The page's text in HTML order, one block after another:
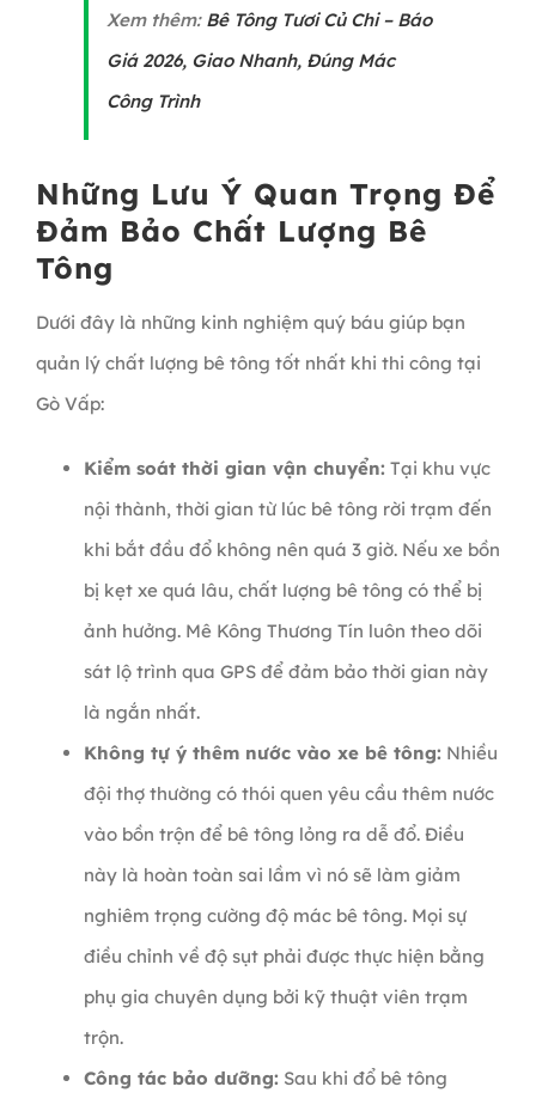
Xem thêm: Bê Tông Tươi Củ Chi – Báo
Giá 2026, Giao Nhanh, Đúng Mác
Công Trình
Những Lưu Ý Quan Trọng Để
Đảm Bảo Chất Lượng Bê
Tông
Dưới đây là những kinh nghiệm quý báu giúp bạn
quản lý chất lượng bê tông tốt nhất khi thi công tại
Gò Vấp:
Kiểm soát thời gian vận chuyển: Tại khu vực
nội thành, thời gian từ lúc bê tông rời trạm đến
khi bắt đầu đổ không nên quá 3 giờ. Nếu xe bồn
bị kẹt xe quá lâu, chất lượng bê tông có thể bị
ảnh hưởng. Mê Kông Thương Tín luôn theo dõi
sát lộ trình qua GPS để đảm bảo thời gian này
là ngắn nhất.
Không tự ý thêm nước vào xe bê tông: Nhiều
đội thợ thường có thói quen yêu cầu thêm nước
vào bồn trộn để bê tông lỏng ra dễ đổ. Điều
này là hoàn toàn sai lầm vì nó sẽ làm giảm
nghiêm trọng cường độ mác bê tông. Mọi sự
điều chỉnh về độ sụt phải được thực hiện bằng
phụ gia chuyên dụng bởi kỹ thuật viên trạm
trộn.
Công tác bảo dưỡng: Sau khi đổ bê tông